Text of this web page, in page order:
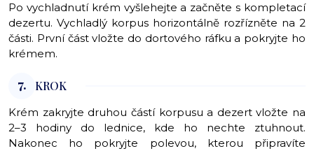
Po vychladnutí krém vyšlehejte a začněte s kompletací
dezertu. Vychladlý korpus horizontálně rozřízněte na 2
části. První část vložte do dortového ráfku a pokryjte ho
krémem.
7. KROK
Krém zakryjte druhou částí korpusu a dezert vložte na
2–3 hodiny do lednice, kde ho nechte ztuhnout.
Nakonec ho pokryjte polevou, kterou připravíte